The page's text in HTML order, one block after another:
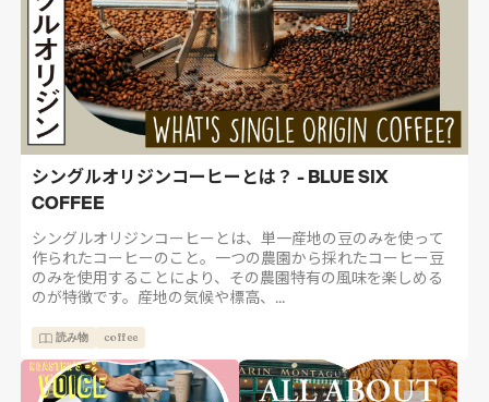
シングルオリジンコーヒーとは？ - BLUE SIX
COFFEE
シングルオリジンコーヒーとは、単一産地の豆のみを使って
作られたコーヒーのこと。一つの農園から採れたコーヒー豆
のみを使用することにより、その農園特有の風味を楽しめる
のが特徴です。産地の気候や標高、...
読み物 coffee